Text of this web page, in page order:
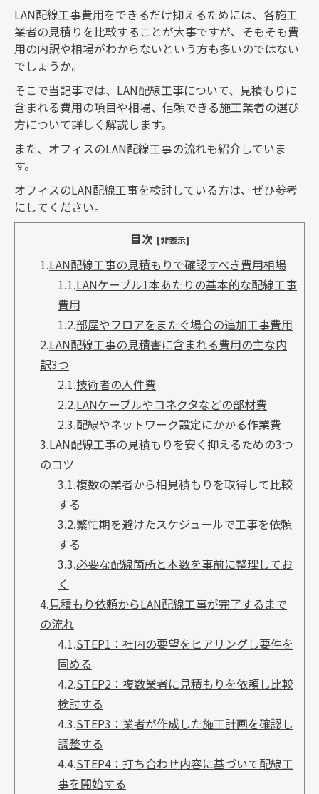
LAN配線工事費用をできるだけ抑えるためには、各施工
業者の見積りを比較することが大事ですが、そもそも費
用の内訳や相場がわからないという方も多いのではない
でしょうか。
そこで当記事では、 LAN配線工事について、見積もりに
含まれる費用の項目や相場、信頼できる施工業者の選び
方について詳しく解説します。
また、オフィスのLAN配線工事の流れも紹介していま
す。
オフィスのLAN配線工事を検討している方は、ぜひ参考
にしてください。
目次 [非表示]
1.LAN配線工事の見積もりで確認すべき費用相場
1.1.LANケーブル1本あたりの基本的な配線工事
費用
1.2.部屋やフロアをまたぐ場合の追加工事費用
2.LAN配線工事の見積書に含まれる費用の主な内
訳3つ
2.1.技術者の人件費
2.2.LANケーブルやコネクタなどの部材費
2.3.配線やネットワーク設定にかかる作業費
3.LAN配線工事の見積もりを安く抑えるための3つ
のコツ
3.1.複数の業者から相見積もりを取得して比較
する
3.2.繁忙期を避けたスケジュールで工事を依頼
する
3.3.必要な配線箇所と本数を事前に整理してお
く
4.見積もり依頼からLAN配線工事が完了するまで
の流れ
4.1.STEP1：社内の要望をヒアリングし要件を
固める
4.2.STEP2：複数業者に見積もりを依頼し比較
検討する
4.3.STEP3：業者が作成した施工計画を確認し
調整する
4.4.STEP4：打ち合わせ内容に基づいて配線工
事を開始する